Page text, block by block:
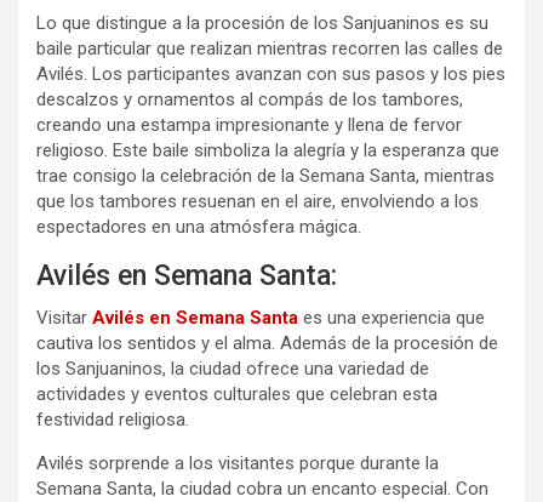
Lo que distingue a la procesión de los Sanjuaninos es su
baile particular que realizan mientras recorren las calles de
Avilés. Los participantes avanzan con sus pasos y los pies
descalzos y ornamentos al compás de los tambores,
creando una estampa impresionante y llena de fervor
religioso. Este baile simboliza la alegría y la esperanza que
trae consigo la celebración de la Semana Santa, mientras
que los tambores resuenan en el aire, envolviendo a los
espectadores en una atmósfera mágica.
Avilés en Semana Santa:
Visitar Avilés en Semana Santa es una experiencia que
cautiva los sentidos y el alma. Además de la procesión de
los Sanjuaninos, la ciudad ofrece una variedad de
actividades y eventos culturales que celebran esta
festividad religiosa.
Avilés sorprende a los visitantes porque durante la
Semana Santa, la ciudad cobra un encanto especial. Con